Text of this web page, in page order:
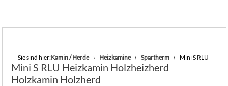
Sie sind hier:Kamin / Herde Heizkamine Spartherm Mini S RLU
Mini S RLU Heizkamin Holzheizherd
Holzkamin Holzherd